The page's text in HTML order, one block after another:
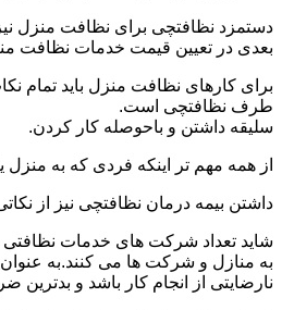
دستمزد نظافتچی برای نظافت منزل
بعدی در تعیین قیمت خدمات نظافت
برای کارهای نظافت منزل باید تمام
طرف نظافتچی است.
سلیقه داشتن و باحوصله کار کردن.
از همه مهم تر اینکه فردی که به
داشتن بیمه درمان نظافتچی نیز از
شاید تعداد شرکت های خدمات نظافتی
به منازل و شرکت ها می کنند.به
نارضایتی از انجام کار باشد و